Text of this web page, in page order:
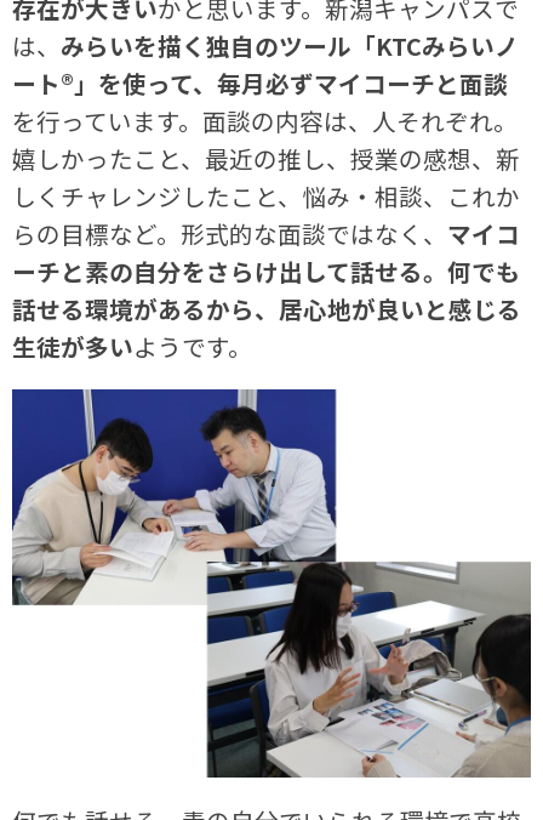
存在が大きいかと思います。新潟キャンパスで
は、 みらいを描く独自のツール「KTCみらいノ
ート®」を使って、毎月必ずマイコーチと面談
を行っています。面談の内容は、人それぞれ。
嬉しかったこと、最近の推し、授業の感想、新
しくチャレンジしたこと、悩み・相談、これか
らの目標など。形式的な面談ではなく、 マイコ
ーチと素の自分をさらけ出して話せる。何でも
話せる環境があるから、居心地が良いと感じる
生徒が多いようです。